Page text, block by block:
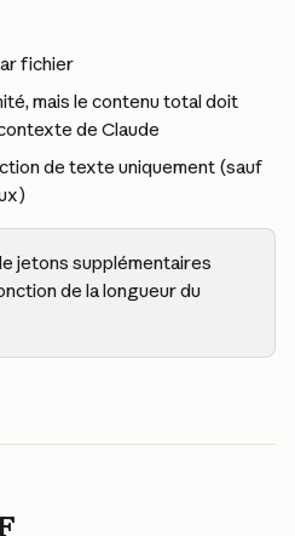
fichier
mais le contenu total doit
de Claude
de texte uniquement (sauf
jetons supplémentaires
de la longueur du